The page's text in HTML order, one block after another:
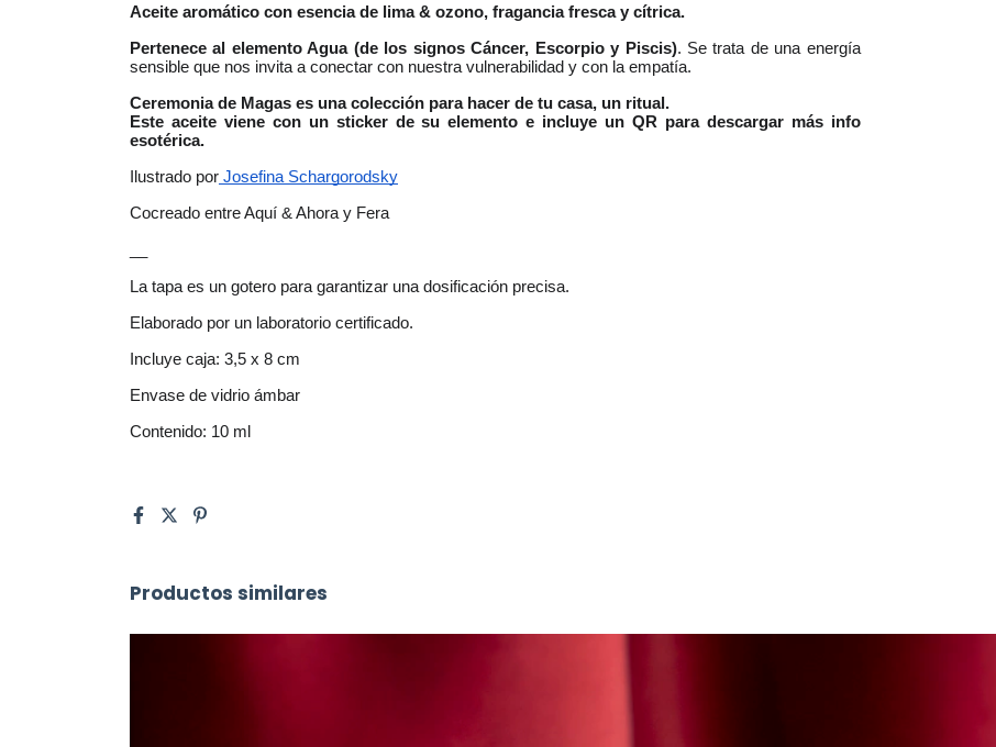
Aceite aromático con esencia de lima & ozono, fragancia fresca y cítrica.
Pertenece al elemento Agua (de los signos Cáncer, Escorpio y Piscis). Se trata de una energía
sensible que nos invita a conectar con nuestra vulnerabilidad y con la empatía.
Ceremonia de Magas es una colección para hacer de tu casa, un ritual.
Este aceite viene con un sticker de su elemento e incluye un QR para descargar más info
esotérica.
Ilustrado por Josefina Schargorodsky
Cocreado entre Aquí & Ahora y Fera
La tapa es un gotero para garantizar una dosificación precisa.
Elaborado por un laboratorio certificado.
Incluye caja: 3,5 x 8 cm
Envase de vidrio ámbar
Contenido: 10 ml
Productos similares